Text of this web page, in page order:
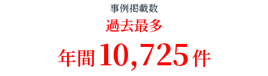
事例掲載数
過去最多
年間 10,725件